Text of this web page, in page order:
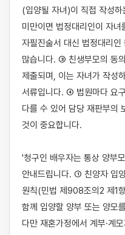
(입양될 자녀)이 직접 작성
미만이면 법정대리인이 자녀
자필진술서 대신 법정대리
많습니다. ③ 친생부모의 동
제출되며, 이는 자녀가 작성
서류입니다. ④ 법원마다 요
다를 수 있어 담당 재판부의
것이 중요합니다.
'청구인 배우자는 통상 양부
안내드립니다. ① 친양자 입
원칙(민법 제908조의2 제1
함께 입양할 양부 또는 양모
다만 재혼가정에서 계부·계